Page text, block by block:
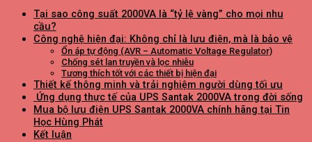
Tại sao công suất 2000VA là “tỷ lệ vàng” cho mọi nhu
cầu?
Công nghệ hiện đại: Không chỉ là lưu điện, mà là bảo vệ
Ổn áp tự động (AVR – Automatic Voltage Regulator)
Chống sét lan truyền và lọc nhiễu
Tương thích tốt với các thiết bị hiện đại
Thiết kế thông minh và trải nghiệm người dùng tối ưu
Ứng dụng thực tế của UPS Santak 2000VA trong đời sống
Mua bộ lưu điện UPS Santak 2000VA chính hãng tại Tin
Học Hùng Phát
Kết luận